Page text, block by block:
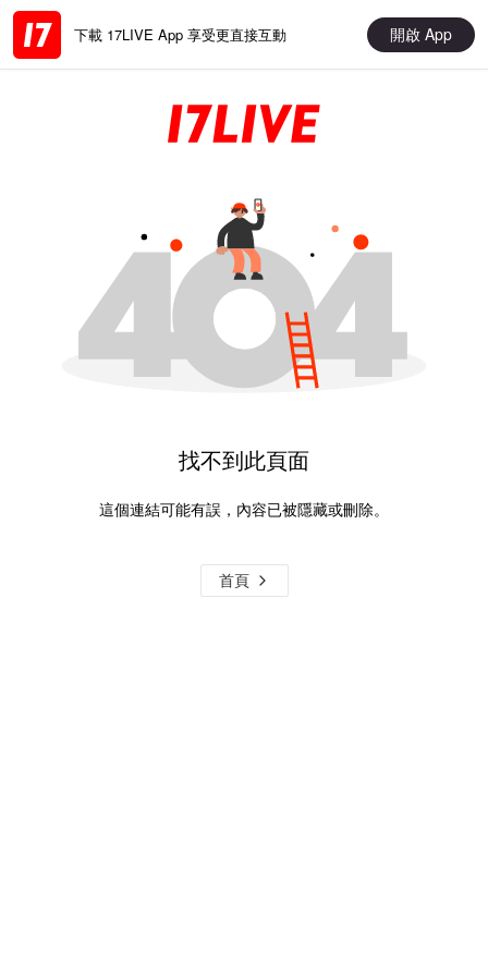
下載 17LIVE App 享受更直接互動 開啟 App
找不到此頁面
這個連結可能有誤，內容已被隱藏或刪除。
首頁